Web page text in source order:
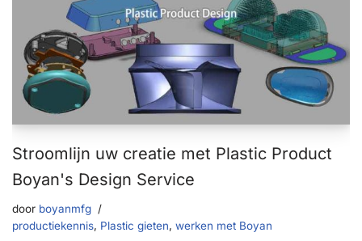
Stroomlijn uw creatie met Plastic Product
Boyan's Design Service
door boyanmfg
productiekennis, Plastic gieten, werken met Boyan